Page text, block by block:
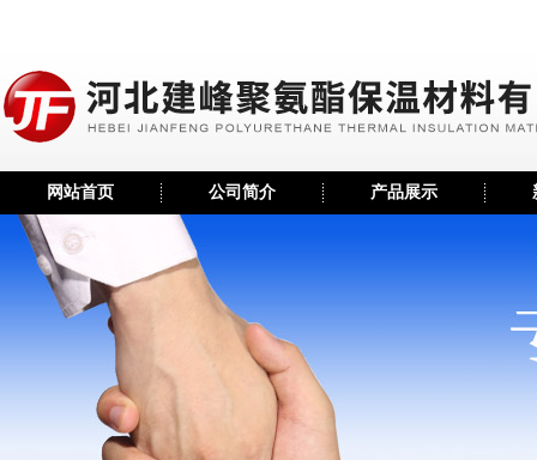
网站首页 公司简介 产品展示